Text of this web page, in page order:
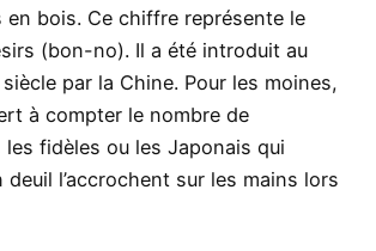
en bois. Ce chiffre représente le
(bon-no). Il a été introduit au
par la Chine. Pour les moines,
à compter le nombre de
fidèles ou les Japonais qui
l’accrochent sur les mains lors